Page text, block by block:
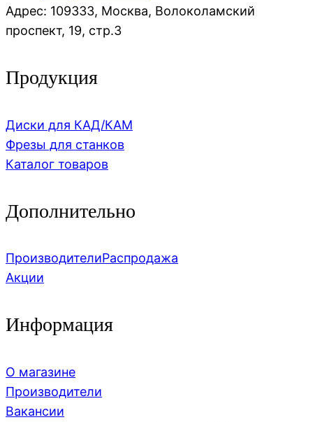
Адрес: 109333, Москва, Волоколамский
проспект, 19, стр.3
Продукция
Диски для КАД/КАМ
Фрезы для станков
Каталог товаров
Дополнительно
ПроизводителиРаспродажа
Акции
Информация
О магазине
Производители
Вакансии